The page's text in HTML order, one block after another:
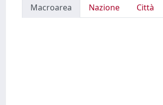
Macroarea Nazione Città